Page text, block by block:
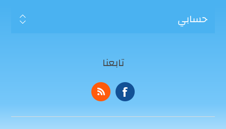
حسابي
تابعنا